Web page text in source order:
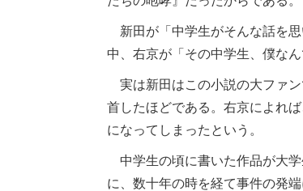
新田が「中学生がそんな話を
中、右京が「その中学生、僕な
実は新田はこの小説の大ファ
首したほどである。右京によれ
になってしまったという。
中学生の頃に書いた作品が大
に、数十年の時を経て事件の発